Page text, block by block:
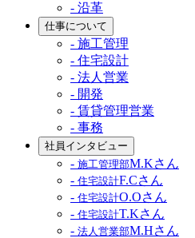
- 沿革
仕事について
- 施工管理
- 住宅設計
- 法人営業
- 開発
- 賃貸管理営業
- 事務
社員インタビュー
- 施工管理部M.Kさん
- 住宅設計F.Cさん
- 住宅設計O.Oさん
- 住宅設計T.Kさん
- 法人営業部M.Hさん